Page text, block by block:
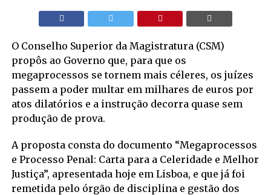
O Conselho Superior da Magistratura (CSM)
propôs ao Governo que, para que os
megaprocessos se tornem mais céleres, os juízes
passem a poder multar em milhares de euros por
atos dilatórios e a instrução decorra quase sem
produção de prova.
A proposta consta do documento “Megaprocessos
e Processo Penal: Carta para a Celeridade e Melhor
Justiça”, apresentada hoje em Lisboa, e que já foi
remetida pelo órgão de disciplina e gestão dos